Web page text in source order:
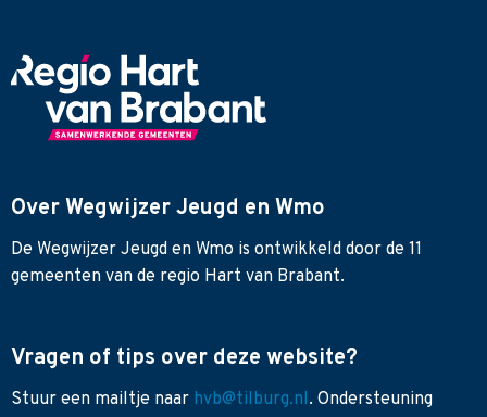
Over Wegwijzer Jeugd en Wmo
De Wegwijzer Jeugd en Wmo is ontwikkeld door de 11
gemeenten van de regio Hart van Brabant.
Vragen of tips over deze website?
Stuur een mailtje naar hvb@tilburg.nl. Ondersteuning